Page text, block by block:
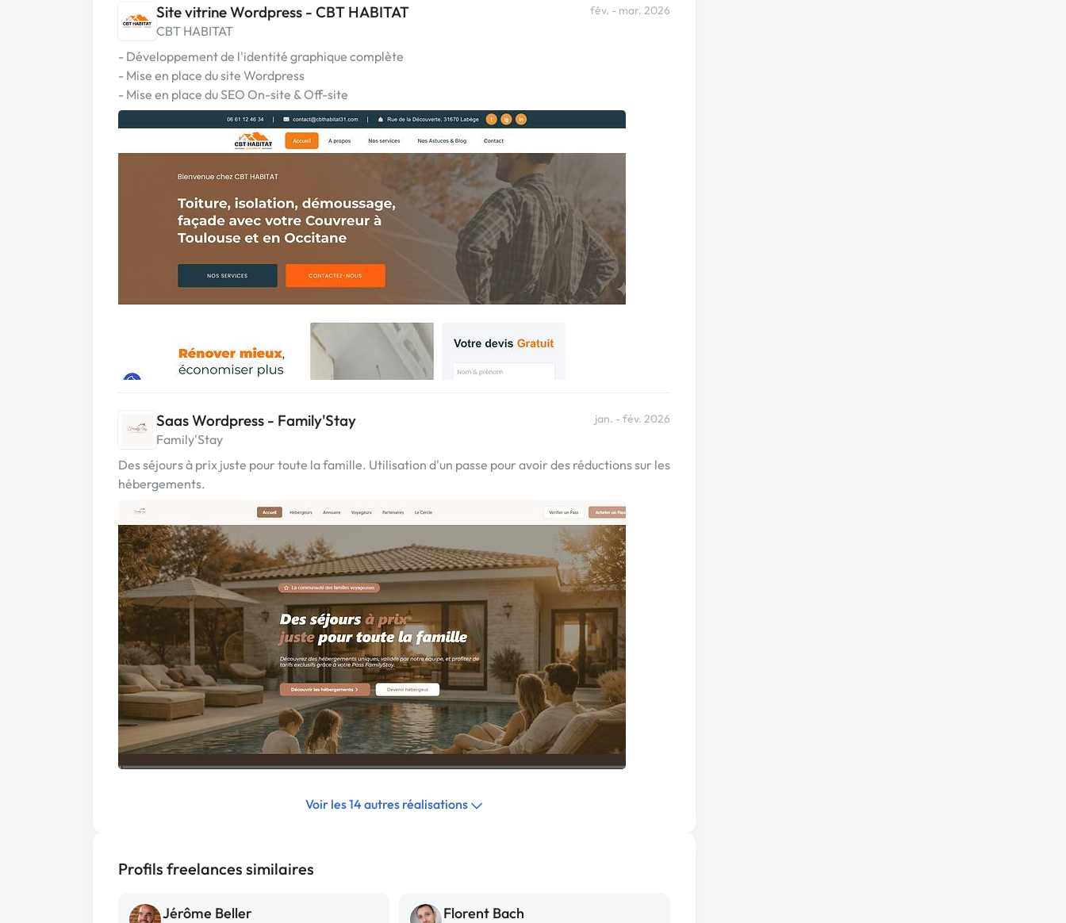
Site vitrine Wordpress - CBT HABITAT
CBT HABITAT
fév. - mar. 2026
- Développement de l'identité graphique complète
- Mise en place du site Wordpress
- Mise en place du SEO On-site & Off-site
Saas Wordpress - Family'Stay
Family'Stay
jan. - fév. 2026
Des séjours à prix juste pour toute la famille. Utilisation d'un passe pour avoir des réductions sur les
hébergements.
Voir les 14 autres réalisations
Profils freelances similaires
Jérôme Beller Florent Bach